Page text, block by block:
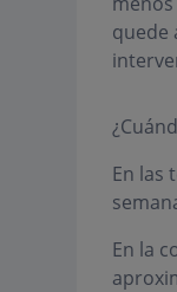
quede
En las
En la